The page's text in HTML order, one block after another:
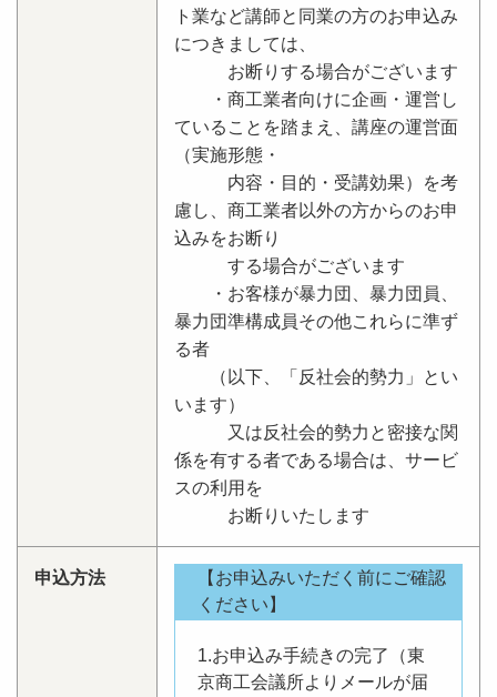
ト業など講師と同業の方のお申込み
につきましては、
お断りする場合がございます
・商工業者向けに企画・運営し
ていることを踏まえ、講座の運営面
（実施形態・
内容・目的・受講効果）を考
慮し、商工業者以外の方からのお申
込みをお断り
する場合がございます
・お客様が暴力団、暴力団員、
暴力団準構成員その他これらに準ず
る者
（以下、「反社会的勢力」とい
います）
又は反社会的勢力と密接な関
係を有する者である場合は、サービ
スの利用を
お断りいたします
申込方法
【お申込みいただく前にご確認
ください】
1.お申込み手続きの完了（東
京商工会議所よりメールが届